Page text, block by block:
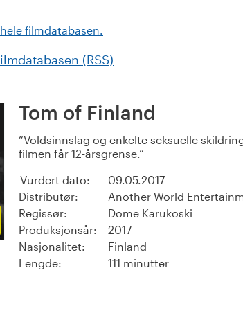
filmdatabasen.
(RSS)
Tom of Finland
Voldsinnslag og enkelte seksuelle
filmen får 12-årsgrense.
Vurdert dato:
09.05.2017
Distributør:
Another World
Regissør:
Dome Karukoski
Produksjonsår:
2017
Nasjonalitet:
Finland
Lengde:
111 minutter